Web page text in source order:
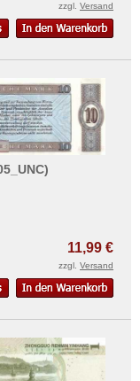
zzgl. Versand
11,99 €
zzgl. Versand